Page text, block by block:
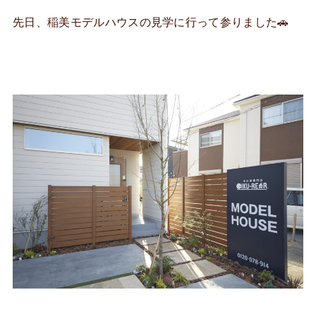
先日、稲美モデルハウスの見学に行って参りました🚗